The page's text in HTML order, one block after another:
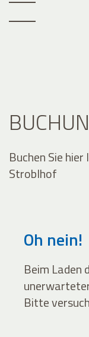
Buchen Sie
Stroblhof
Oh nein!
Beim Laden
Bitte